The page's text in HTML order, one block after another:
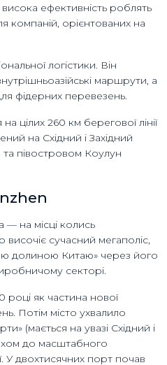
ефективність роблять
компаній, орієнтованих на
логістики. Він
маршрути, а
фідерних перевезень.
цілих 260 км берегової лінії
на Східний і Західний
півостровом Коулун
— на місці колись
сучасний мегаполіс,
долиною Китаю» через його
секторі.
році як частина нової
Потім місто ухвалило
(мається на увазі Східний і
до масштабного
У двохтисячних порт почав